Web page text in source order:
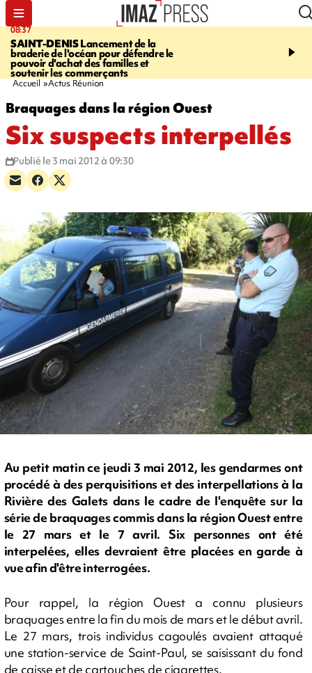
08:37
SAINT-DENISLancement de la
braderie de l'océan pour défendre le
pouvoir d'achat des familles et
soutenir les commerçants
10:44
dragons paradent
Accueil Actus Réunion
Braquages dans la région Ouest
Six suspects interpellés
Publié le 3 mai 2012 à 09:30
Au petit matin ce jeudi 3 mai 2012, les gendarmes ont
procédé à des perquisitions et des interpellations à la
Rivière des Galets dans le cadre de l'enquête sur la
série de braquages commis dans la région Ouest entre
le 27 mars et le 7 avril. Six personnes ont été
interpelées, elles devraient être placées en garde à
vue afin d'être interrogées.
Pour rappel, la région Ouest a connu plusieurs
braquages entre la fin du mois de mars et le début avril.
Le 27 mars, trois individus cagoulés avaient attaqué
une station-service de Saint-Paul, se saisissant du fond
de caisse et de cartouches de cigarettes.